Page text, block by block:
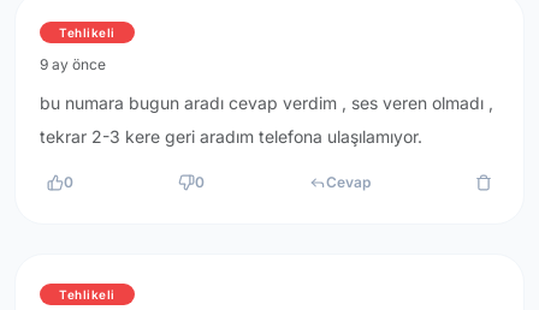
Tehlikeli
9 ay önce
bu numara bugun aradı cevap verdim , ses veren olmadı ,
tekrar 2-3 kere geri aradım telefona ulaşılamıyor.
0 0 Cevap
Tehlikeli